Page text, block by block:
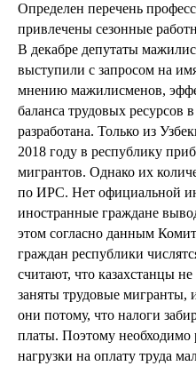
Определен перечень
привлечены сезонные
В декабре депутаты
выступили с запросом на
мнению мажилисменов,
баланса трудовых ресурсов
разработана. Только из
2018 году в республику
мигрантов. Однако их
по ИРС. Нет официальной
иностранные граждане
этом согласно данным
граждан республики
считают, что казахстанцы
заняты трудовые мигранты,
они потому, что налоги
платы. Поэтому необходимо
нагрузки на оплату труда